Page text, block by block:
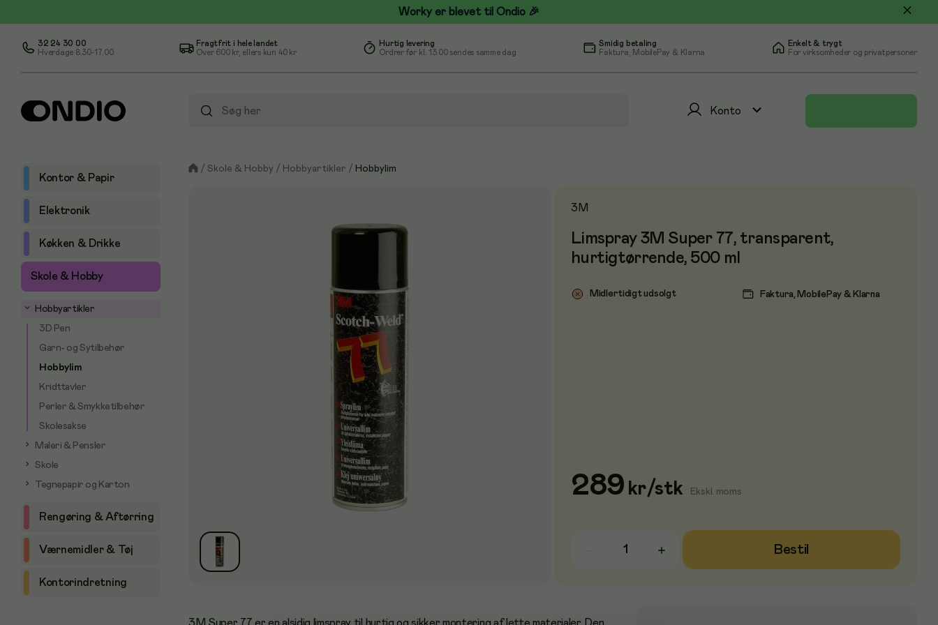
Worky er blevet til Ondio 🎉
32 24 30 00
Hverdage 8.30-17.00
Fragtfrit i hele landet
Over 600 kr, ellers kun 40 kr
Hurtig levering
Ordrer før kl. 13.00 sendes samme dag
Smidig betaling
Faktura, MobilePay & Klarna
Enkelt & trygt
For virksomheder og privatpersoner
Konto
Kontor & Papir
Elektronik
Køkken & Drikke
Skole & Hobby
Hobbyartikler
3D Pen
Garn- og Sytilbehør
Hobbylim
Kridttavler
Perler & Smykketilbehør
Skolesakse
Maleri & Pensler
Skole
Tegnepapir og Karton
Rengøring & Aftørring
Værnemidler & Tøj
Kontorindretning
/ Skole & Hobby / Hobbyartikler / Hobbylim
3M
Limspray 3M Super 77, transparent,
hurtigtørrende, 500 ml
Midlertidigt udsolgt Faktura, MobilePay & Klarna
289 kr/stk Ekskl. moms
Bestil